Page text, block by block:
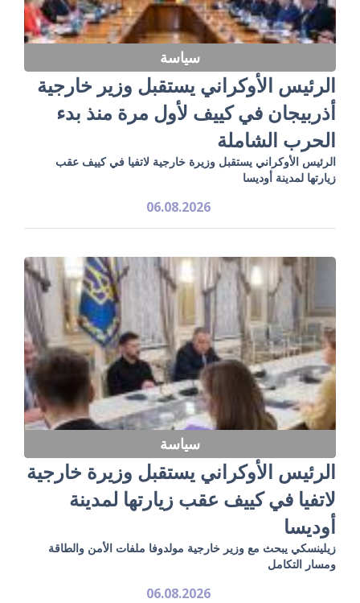
سياسة
الرئيس الأوكراني يستقبل وزير خارجية
أذربيجان في كييف لأول مرة منذ بدء
الحرب الشاملة
الرئيس الأوكراني يستقبل وزيرة خارجية لاتفيا في كييف عقب
زيارتها لمدينة أوديسا
06.08.2026
سياسة
الرئيس الأوكراني يستقبل وزيرة خارجية
لاتفيا في كييف عقب زيارتها لمدينة
أوديسا
زيلينسكي يبحث مع وزير خارجية مولدوفا ملفات الأمن والطاقة
ومسار التكامل
06.08.2026